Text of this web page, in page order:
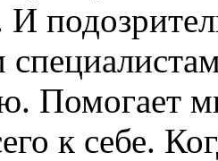
Помогает
к себе.